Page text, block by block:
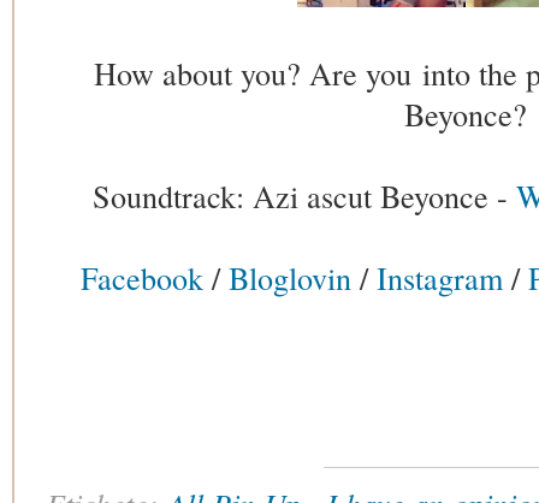
How about you? Are you into the
Beyonce?
Soundtrack: Azi ascut Beyonce -
Facebook/Bloglovin /Instagram /